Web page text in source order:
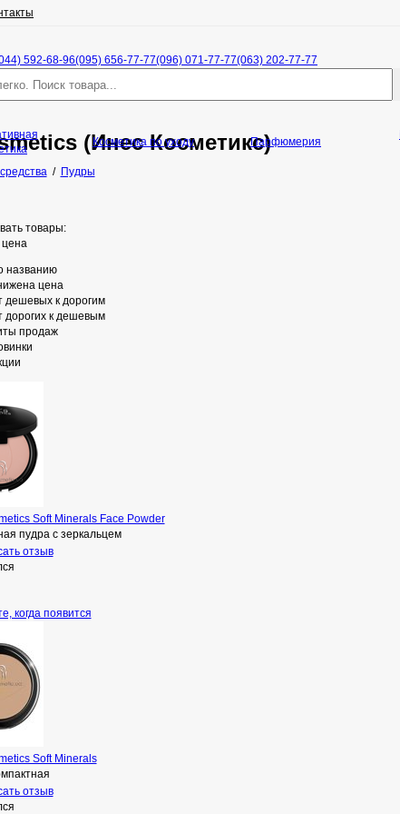
592-68-96(095) 656-77-77(096) 071-77-77(063) 202-77-77
(Инес Косметикс)
/ Пудры
товары:
названию
цена
дешевых к дорогим
дорогих к дешевым
продаж
Soft Minerals Face Powder
пудра с зеркальцем
отзыв
когда появится
Soft Minerals
отзыв
Косметика по уходу Парфюмерия